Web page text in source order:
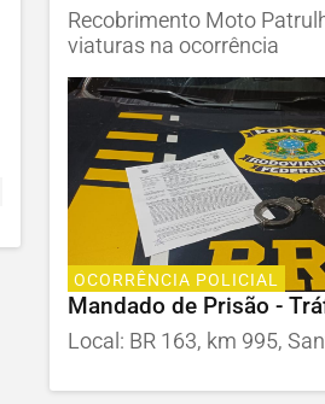
Recobrimento Moto
viaturas na ocorrência
OCORRÊNCIA POLICIAL
Mandado de Prisão -
Local: BR 163, km 995,